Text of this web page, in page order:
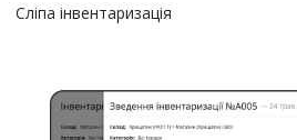
Сліпа інвентаризація